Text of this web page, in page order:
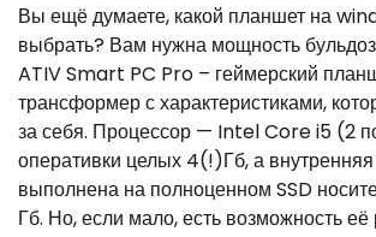
Вы ещё думаете, какой планшет на
выбрать? Вам нужна мощность
ATIV Smart PC Pro – геймерский
трансформер с характеристиками,
за себя. Процессор — Intel Core i5 (2
оперативки целых 4(!)Гб, а
выполнена на полноценном SSD
Гб. Но, если мало, есть возможность её